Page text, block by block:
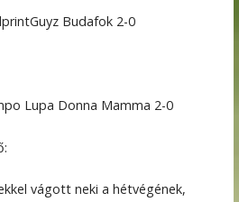
Budafok 2-0
Lupa Donna Mamma 2-0
vágott neki a hétvégének,